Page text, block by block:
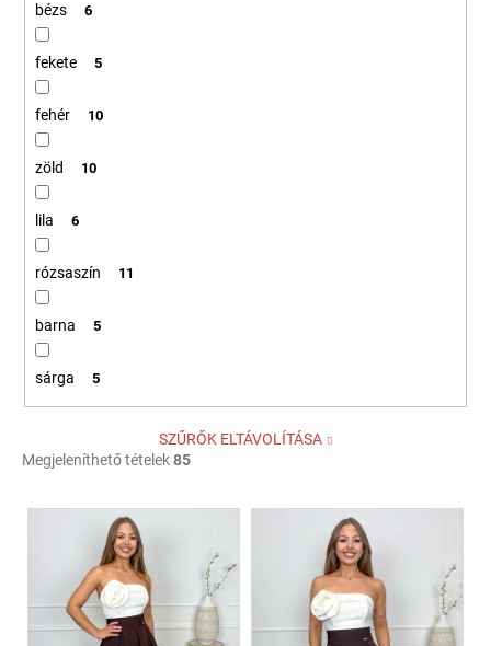
bézs 6
fekete 5
fehér 10
zöld 10
lila 6
rózsaszín 11
barna 5
sárga 5
SZŰRŐK ELTÁVOLÍTÁSA
Megjeleníthető tételek85
T
m
é